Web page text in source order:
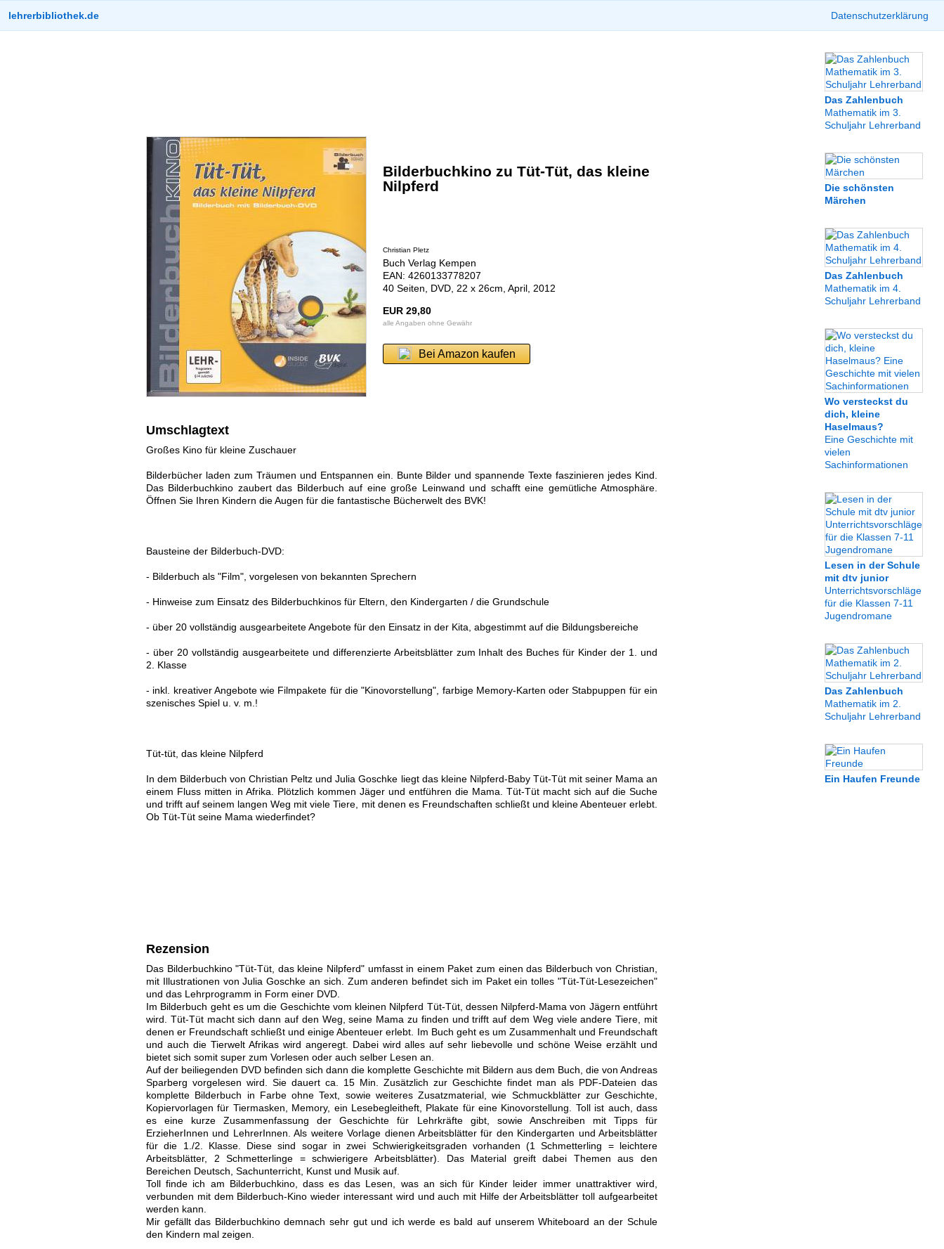
lehrerbibliothek.de Datenschutzerklärung
Bilderbuchkino zu Tüt-Tüt, das kleine
Nilpferd
Christian Pletz
Buch Verlag Kempen
EAN: 4260133778207
40 Seiten, DVD, 22 x 26cm, April, 2012
EUR 29,80
alle Angaben ohne Gewähr
Bei Amazon kaufen
Umschlagtext
Großes Kino für kleine Zuschauer
Bilderbücher laden zum Träumen und Entspannen ein. Bunte Bilder und spannende Texte faszinieren jedes Kind.
Das Bilderbuchkino zaubert das Bilderbuch auf eine große Leinwand und schafft eine gemütliche Atmosphäre.
Öffnen Sie Ihren Kindern die Augen für die fantastische Bücherwelt des BVK!
Bausteine der Bilderbuch-DVD:
- Bilderbuch als "Film", vorgelesen von bekannten Sprechern
- Hinweise zum Einsatz des Bilderbuchkinos für Eltern, den Kindergarten / die Grundschule
- über 20 vollständig ausgearbeitete Angebote für den Einsatz in der Kita, abgestimmt auf die Bildungsbereiche
- über 20 vollständig ausgearbeitete und differenzierte Arbeitsblätter zum Inhalt des Buches für Kinder der 1. und
2. Klasse
- inkl. kreativer Angebote wie Filmpakete für die "Kinovorstellung", farbige Memory-Karten oder Stabpuppen für ein
szenisches Spiel u. v. m.!
Tüt-tüt, das kleine Nilpferd
In dem Bilderbuch von Christian Peltz und Julia Goschke liegt das kleine Nilpferd-Baby Tüt-Tüt mit seiner Mama an
einem Fluss mitten in Afrika. Plötzlich kommen Jäger und entführen die Mama. Tüt-Tüt macht sich auf die Suche
und trifft auf seinem langen Weg mit viele Tiere, mit denen es Freundschaften schließt und kleine Abenteuer erlebt.
Ob Tüt-Tüt seine Mama wiederfindet?
Rezension
Das Bilderbuchkino "Tüt-Tüt, das kleine Nilpferd" umfasst in einem Paket zum einen das Bilderbuch von Christian,
mit Illustrationen von Julia Goschke an sich. Zum anderen befindet sich im Paket ein tolles "Tüt-Tüt-Lesezeichen"
und das Lehrprogramm in Form einer DVD.
Im Bilderbuch geht es um die Geschichte vom kleinen Nilpferd Tüt-Tüt, dessen Nilpferd-Mama von Jägern entführt
wird. Tüt-Tüt macht sich dann auf den Weg, seine Mama zu finden und trifft auf dem Weg viele andere Tiere, mit
denen er Freundschaft schließt und einige Abenteuer erlebt. Im Buch geht es um Zusammenhalt und Freundschaft
und auch die Tierwelt Afrikas wird angeregt. Dabei wird alles auf sehr liebevolle und schöne Weise erzählt und
bietet sich somit super zum Vorlesen oder auch selber Lesen an.
Auf der beiliegenden DVD befinden sich dann die komplette Geschichte mit Bildern aus dem Buch, die von Andreas
Sparberg vorgelesen wird. Sie dauert ca. 15 Min. Zusätzlich zur Geschichte findet man als PDF-Dateien das
komplette Bilderbuch in Farbe ohne Text, sowie weiteres Zusatzmaterial, wie Schmuckblätter zur Geschichte,
Kopiervorlagen für Tiermasken, Memory, ein Lesebegleitheft, Plakate für eine Kinovorstellung. Toll ist auch, dass
es eine kurze Zusammenfassung der Geschichte für Lehrkräfte gibt, sowie Anschreiben mit Tipps für
ErzieherInnen und LehrerInnen. Als weitere Vorlage dienen Arbeitsblätter für den Kindergarten und Arbeitsblätter
für die 1./2. Klasse. Diese sind sogar in zwei Schwierigkeitsgraden vorhanden (1 Schmetterling = leichtere
Arbeitsblätter, 2 Schmetterlinge = schwierigere Arbeitsblätter). Das Material greift dabei Themen aus den
Bereichen Deutsch, Sachunterricht, Kunst und Musik auf.
Toll finde ich am Bilderbuchkino, dass es das Lesen, was an sich für Kinder leider immer unattraktiver wird,
verbunden mit dem Bilderbuch-Kino wieder interessant wird und auch mit Hilfe der Arbeitsblätter toll aufgearbeitet
werden kann.
Mir gefällt das Bilderbuchkino demnach sehr gut und ich werde es bald auf unserem Whiteboard an der Schule
den Kindern mal zeigen.
Das Zahlenbuch
Mathematik im 3.
Schuljahr Lehrerband
Die schönsten
Märchen
Das Zahlenbuch
Mathematik im 4.
Schuljahr Lehrerband
Wo versteckst du
dich, kleine
Haselmaus?
Eine Geschichte mit
vielen
Sachinformationen
Lesen in der Schule
mit dtv junior
Unterrichtsvorschläge
für die Klassen 7-11
Jugendromane
Das Zahlenbuch
Mathematik im 2.
Schuljahr Lehrerband
Ein Haufen Freunde